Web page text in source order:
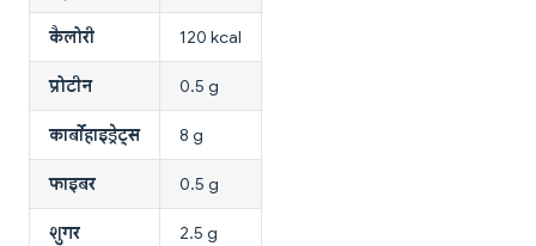
कैलोरी 120 kcal
प्रोटीन 0.5 g
कार्बोहाइड्रेट्स 8 g
फाइबर 0.5 g
शुगर 2.5 g